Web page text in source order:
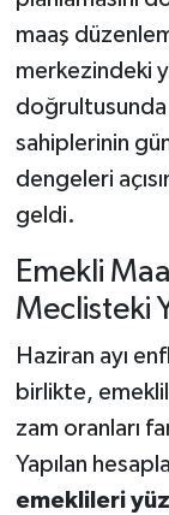
maaş
merkezindeki
doğrultusunda
sahiplerinin
dengeleri
geldi.
Emekli
Meclisteki
Haziran ayı
birlikte,
zam oranları
Yapılan
emeklileri